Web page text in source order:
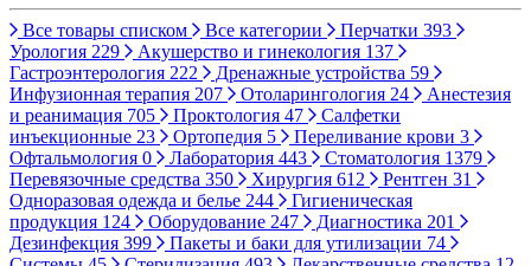
Все товары списком Все категории Перчатки 393
Урология 229 Акушерство и гинекология 137
Гастроэнтерология 222 Дренажные устройства 59
Инфузионная терапия 207 Отоларингология 24
Анестезия
и реанимация 705 Проктология 47
Салфетки
инъекционные 23 Ортопедия 5 Переливание крови 3
Офтальмология 0 Лаборатория 443 Стоматология 1379
Перевязочные средства 350 Хирургия 612 Рентген 31
Одноразовая одежда и белье 244
Гигиеническая
продукция 124 Оборудование 247 Диагностика 201
Дезинфекция 399 Пакеты и баки для утилизации 74